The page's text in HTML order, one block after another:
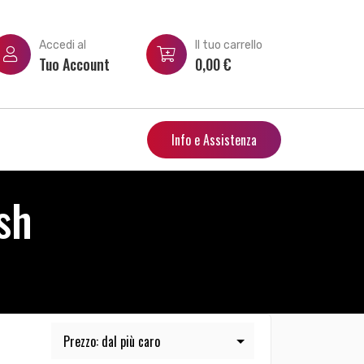
Accedi al
Tuo Account
Il tuo carrello
0,00€
Info e Assistenza